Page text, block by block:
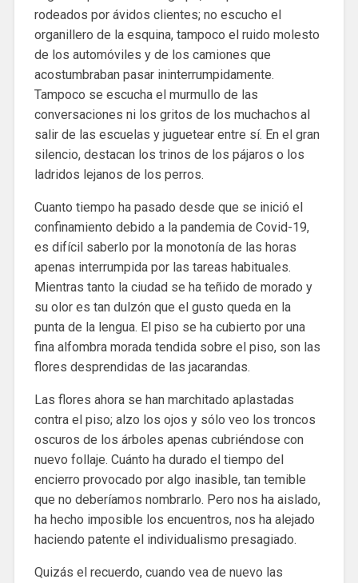
rodeados por ávidos clientes; no escucho el
organillero de la esquina, tampoco el ruido molesto
de los automóviles y de los camiones que
acostumbraban pasar ininterrumpidamente.
Tampoco se escucha el murmullo de las
conversaciones ni los gritos de los muchachos al
salir de las escuelas y juguetear entre sí. En el gran
silencio, destacan los trinos de los pájaros o los
ladridos lejanos de los perros.
Cuanto tiempo ha pasado desde que se inició el
confinamiento debido a la pandemia de Covid-19,
es difícil saberlo por la monotonía de las horas
apenas interrumpida por las tareas habituales.
Mientras tanto la ciudad se ha teñido de morado y
su olor es tan dulzón que el gusto queda en la
punta de la lengua. El piso se ha cubierto por una
fina alfombra morada tendida sobre el piso, son las
flores desprendidas de las jacarandas.
Las flores ahora se han marchitado aplastadas
contra el piso; alzo los ojos y sólo veo los troncos
oscuros de los árboles apenas cubriéndose con
nuevo follaje. Cuánto ha durado el tiempo del
encierro provocado por algo inasible, tan temible
que no deberíamos nombrarlo. Pero nos ha aislado,
ha hecho imposible los encuentros, nos ha alejado
haciendo patente el individualismo presagiado.
Quizás el recuerdo, cuando vea de nuevo las